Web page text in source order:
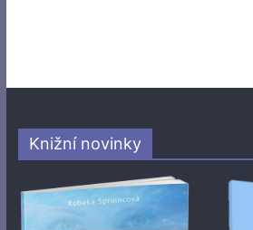
Knižní novinky